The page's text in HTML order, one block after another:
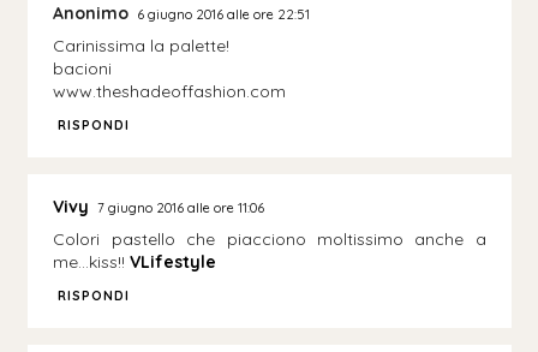
Anonimo 6 giugno 2016 alle ore 22:51
Carinissima la palette!
bacioni
www.theshadeoffashion.com
RISPONDI
Vivy 7 giugno 2016 alle ore 11:06
Colori pastello che piacciono moltissimo anche a
me...kiss!!VLifestyle
RISPONDI